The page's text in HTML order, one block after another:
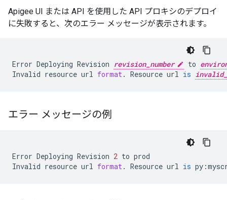
Apigee UI または API を使用した API プロキシのデプロイ
に失敗すると、次のエラー メッセージが表示されます。
Error Deploying Revision revision_number to
Invalid resource url format. Resource url is
エラー メッセージの例
Error Deploying Revision 2 to prod
Invalid resource url format. Resource url is py :